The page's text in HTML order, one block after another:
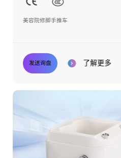
美容院修脚手推车
发送询盘 了解更多